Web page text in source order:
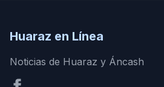
Huaraz en Línea
Noticias de Huaraz y Áncash